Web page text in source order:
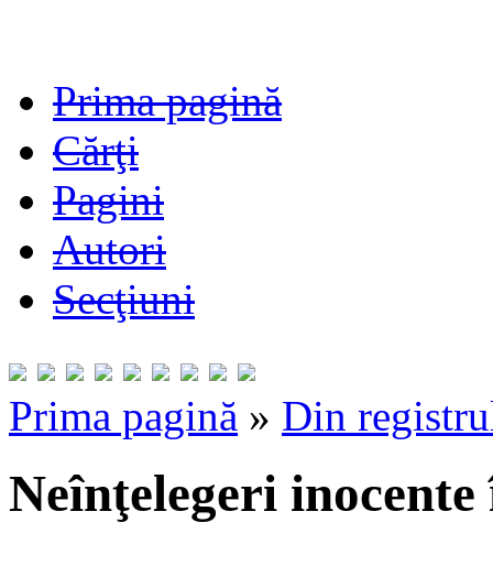
Prima pagină
Cărţi
Pagini
Autori
Secţiuni
Prima pagină » Din
Neînţelegeri